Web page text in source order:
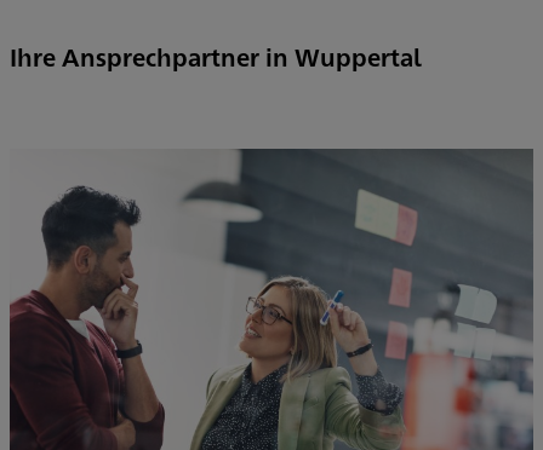
Ihre Ansprechpartner in Wuppertal